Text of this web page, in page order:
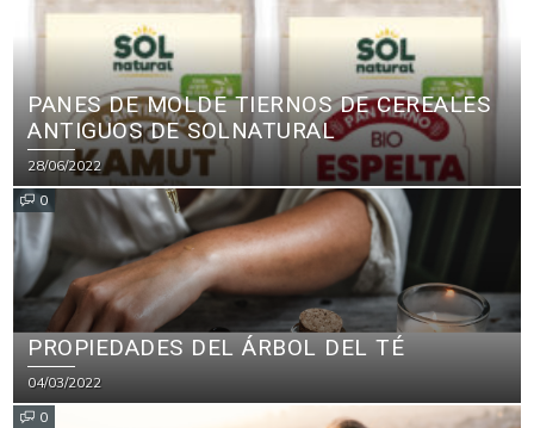
PANES DE MOLDE TIERNOS DE CEREALES
ANTIGUOS DE SOLNATURAL
28/06/2022
0
PROPIEDADES DEL ÁRBOL DEL TÉ
04/03/2022
0